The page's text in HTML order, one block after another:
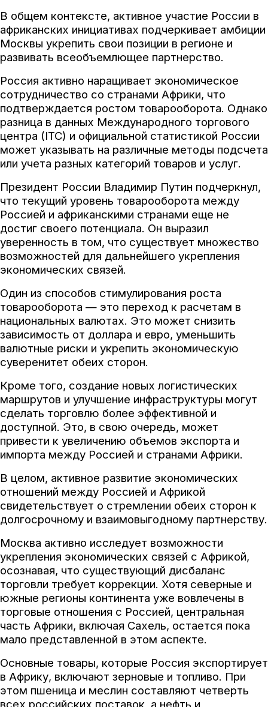
В общем контексте, активное участие России в
африканских инициативах подчеркивает амбиции
Москвы укрепить свои позиции в регионе и
развивать всеобъемлющее партнерство.
Россия активно наращивает экономическое
сотрудничество со странами Африки, что
подтверждается ростом товарооборота. Однако
разница в данных Международного торгового
центра (ITC) и официальной статистикой России
может указывать на различные методы подсчета
или учета разных категорий товаров и услуг.
Президент России Владимир Путин подчеркнул,
что текущий уровень товарооборота между
Россией и африканскими странами еще не
достиг своего потенциала. Он выразил
уверенность в том, что существует множество
возможностей для дальнейшего укрепления
экономических связей.
Один из способов стимулирования роста
товарооборота — это переход к расчетам в
национальных валютах. Это может снизить
зависимость от доллара и евро, уменьшить
валютные риски и укрепить экономическую
суверенитет обеих сторон.
Кроме того, создание новых логистических
маршрутов и улучшение инфраструктуры могут
сделать торговлю более эффективной и
доступной. Это, в свою очередь, может
привести к увеличению объемов экспорта и
импорта между Россией и странами Африки.
В целом, активное развитие экономических
отношений между Россией и Африкой
свидетельствует о стремлении обеих сторон к
долгосрочному и взаимовыгодному партнерству.
Москва активно исследует возможности
укрепления экономических связей с Африкой,
осознавая, что существующий дисбаланс
торговли требует коррекции. Хотя северные и
южные регионы континента уже вовлечены в
торговые отношения с Россией, центральная
часть Африки, включая Сахель, остается пока
мало представленной в этом аспекте.
Основные товары, которые Россия экспортирует
в Африку, включают зерновые и топливо. При
этом пшеница и меслин составляют четверть
всех российских поставок, а нефть и